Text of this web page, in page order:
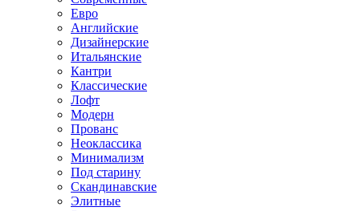
Евро
Английские
Дизайнерские
Итальянские
Кантри
Классические
Лофт
Модерн
Прованс
Неоклассика
Минимализм
Под старину
Скандинавские
Элитные